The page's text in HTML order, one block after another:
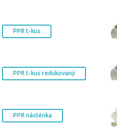
PPR t-kus
PPR t-kus redukovaný
PPR nástěnka